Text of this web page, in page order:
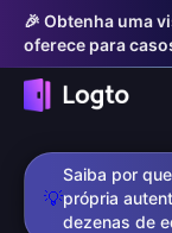
🎉 Obtenha uma
oferece para
💡
Saiba por
própria
dezenas de